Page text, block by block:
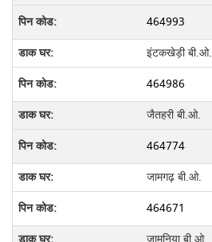
464993
इंटकखेड़ी बी.ओ.
464986
जैतहरी बी.ओ.
464774
जामगढ़ बी.ओ.
464671